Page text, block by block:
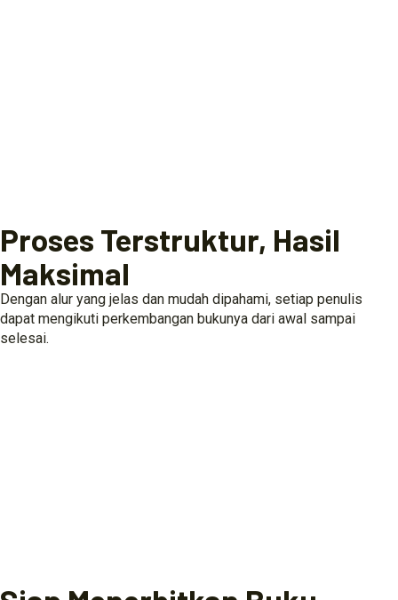
Proses Terstruktur, Hasil
Maksimal
Dengan alur yang jelas dan mudah dipahami, setiap penulis
dapat mengikuti perkembangan bukunya dari awal sampai
selesai.